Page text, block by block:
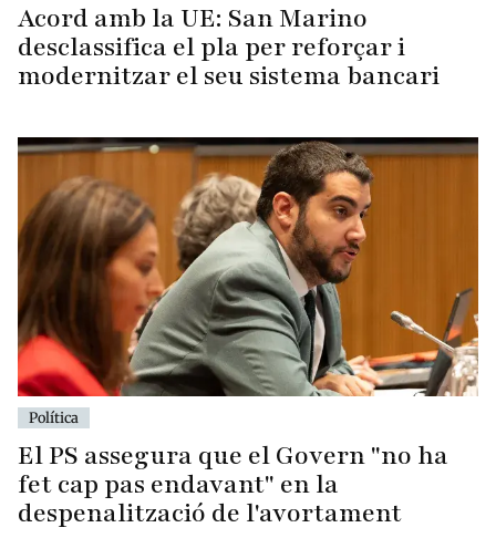
Acord amb la UE: San Marino
desclassifica el pla per reforçar i
modernitzar el seu sistema bancari
Política
El PS assegura que el Govern "no ha
fet cap pas endavant" en la
despenalització de l'avortament